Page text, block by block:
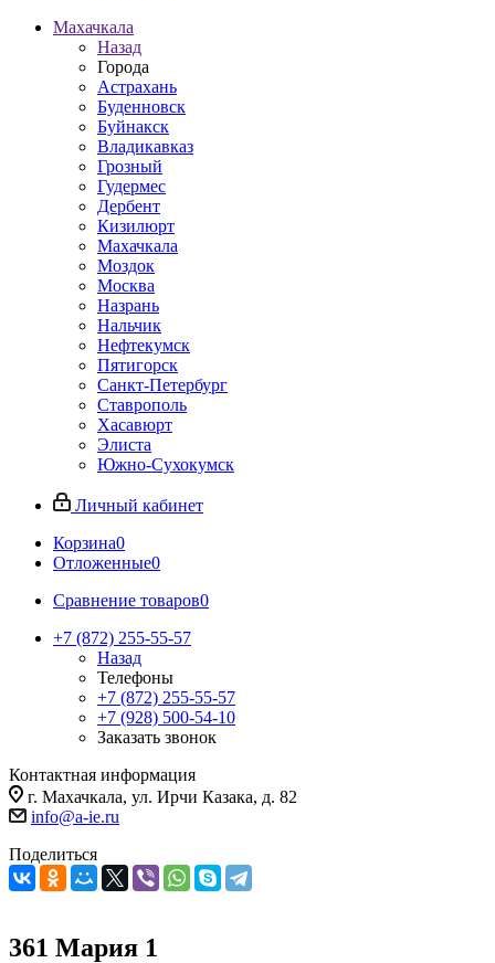
Махачкала
Назад
Города
Астрахань
Буденновск
Буйнакск
Владикавказ
Грозный
Гудермес
Дербент
Кизилюрт
Махачкала
Моздок
Москва
Назрань
Нальчик
Нефтекумск
Пятигорск
Санкт-Петербург
Ставрополь
Хасавюрт
Элиста
Южно-Сухокумск
Личный кабинет
Корзина0
Отложенные0
Сравнение товаров0
+7 (872) 255-55-57
Назад
Телефоны
+7 (872) 255-55-57
+7 (928) 500-54-10
Заказать звонок
Контактная информация
г. Махачкала, ул. Ирчи Казака, д. 82
info@a-ie.ru
Поделиться
361 Мария 1